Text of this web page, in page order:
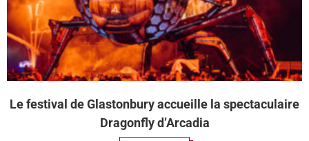
Le festival de Glastonbury accueille la spectaculaire
Dragonfly d’Arcadia